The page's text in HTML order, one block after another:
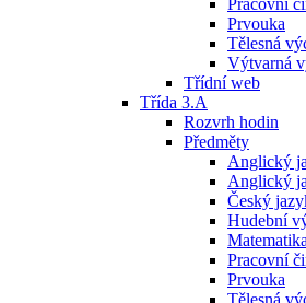
Pracovní
Prvouka
Tělesná
Výtvarná
Třídní web
Třída 3.A
Rozvrh hodin
Předměty
Anglický
Anglický
Český
Hudební
Matematika
Pracovní
Prvouka
Tělesná